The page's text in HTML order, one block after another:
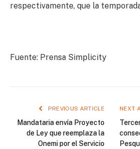
respectivamente, que la
Fuente: Prensa Simplicity
PREVIOUS ARTICLE
Mandataria envía Proyecto
de Ley que reemplaza la
Onemi por el Servicio
NEXT